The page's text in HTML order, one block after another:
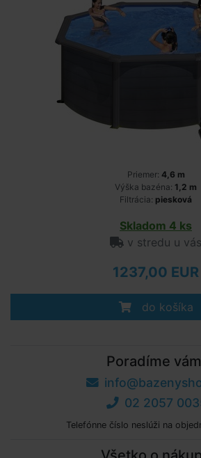
Priemer: 4,6 m
Výška bazéna: 1,2 m
Filtrácia: piesková
Skladom 4 ks
v stredu u vás
1237,00 EUR
do košíka
Poradíme
02 2057
Telefónne číslo neslúži na